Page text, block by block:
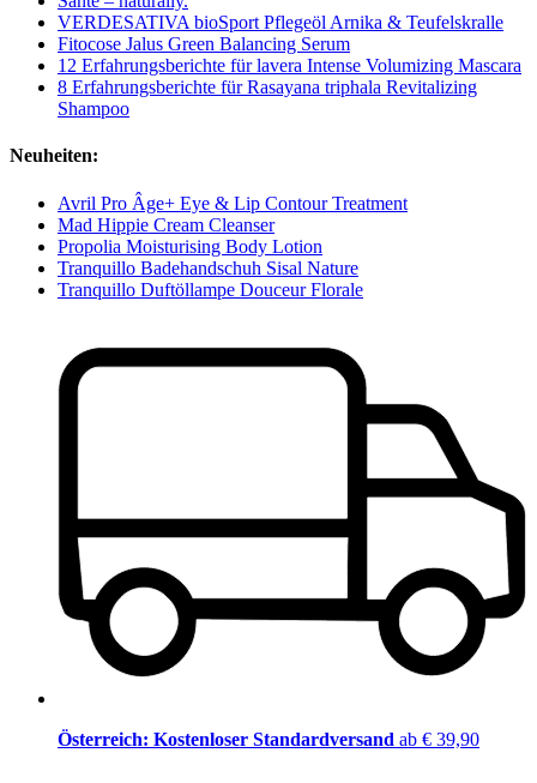
VERDESATIVA bioSport Pflegeöl Arnika & Teufelskralle
Fitocose Jalus Green Balancing Serum
12 Erfahrungsberichte für lavera Intense Volumizing Mascara
8 Erfahrungsberichte für Rasayana triphala Revitalizing
Shampoo
Neuheiten:
Avril Pro Âge+ Eye & Lip Contour Treatment
Mad Hippie Cream Cleanser
Propolia Moisturising Body Lotion
Tranquillo Badehandschuh Sisal Nature
Tranquillo Duftöllampe Douceur Florale
Österreich: Kostenloser Standardversand ab € 39,90